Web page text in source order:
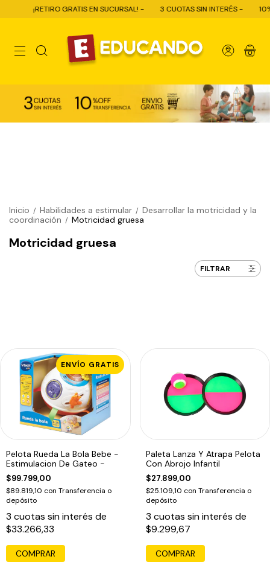
GRATIS EN SUCURSAL! - 3 CUOTAS SIN INTERÉS - 10% OFF CON
0
Inicio / Habilidades a estimular / Desarrollar la motricidad y la
coordinación / Motricidad gruesa
Motricidad gruesa
FILTRAR
ENVÍO GRATIS
Pelota Rueda La Bola Bebe -
Estimulacion De Gateo -
$99.799,00
$89.819,10 con Transferencia o
depósito
3 cuotas sin interés de
$33.266,33
Paleta Lanza Y Atrapa Pelota
Con Abrojo Infantil
$27.899,00
$25.109,10 con Transferencia o
depósito
3 cuotas sin interés de
$9.299,67
COMPRAR